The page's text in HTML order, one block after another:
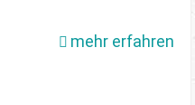
mehr erfahren